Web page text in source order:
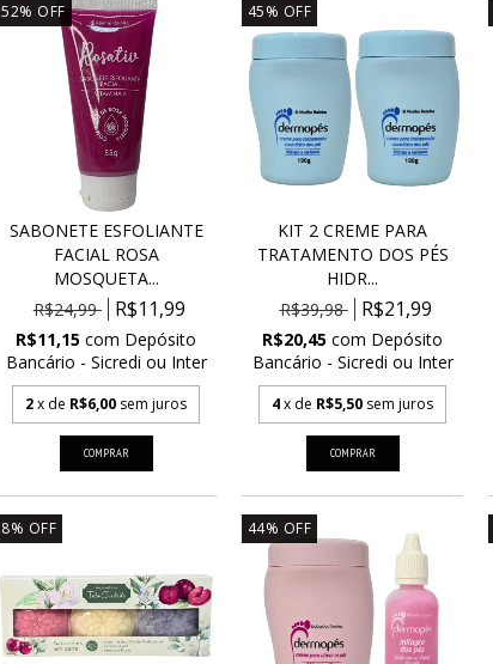
52% OFF
SABONETE ESFOLIANTE
FACIAL ROSA
MOSQUETA...
R$24,99
R$11,99
R$11,15com Depósito
Bancário - Sicredi ou Inter
2x de R$6,00 sem juros
45% OFF
KIT 2 CREME PARA
TRATAMENTO DOS PÉS
HIDR...
R$39,98
R$21,99
R$20,45com Depósito
Bancário - Sicredi ou Inter
4x de R$5,50 sem juros
8% OFF 44% OFF